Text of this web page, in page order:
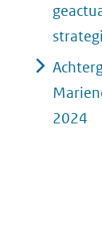
2024